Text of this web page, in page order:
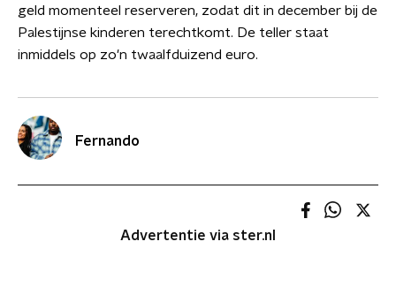
geld momenteel reserveren, zodat dit in december bij de
Palestijnse kinderen terechtkomt. De teller staat
inmiddels op zo'n twaalfduizend euro.
Fernando
Advertentie via ster.nl